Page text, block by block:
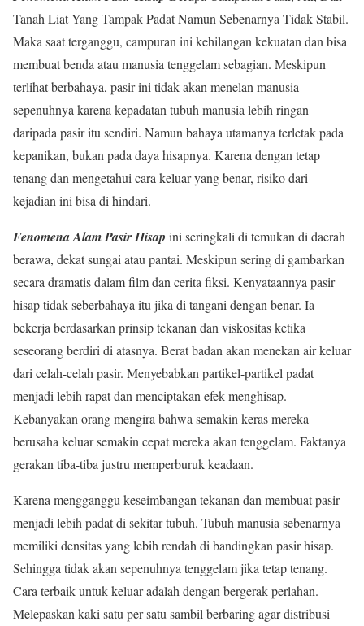
Tanah Liat Yang Tampak Padat Namun Sebenarnya Tidak Stabil.
Maka saat terganggu, campuran ini kehilangan kekuatan dan bisa
membuat benda atau manusia tenggelam sebagian. Meskipun
terlihat berbahaya, pasir ini tidak akan menelan manusia
sepenuhnya karena kepadatan tubuh manusia lebih ringan
daripada pasir itu sendiri. Namun bahaya utamanya terletak pada
kepanikan, bukan pada daya hisapnya. Karena dengan tetap
tenang dan mengetahui cara keluar yang benar, risiko dari
kejadian ini bisa di hindari.
Fenomena Alam Pasir Hisap ini seringkali di temukan di daerah
berawa, dekat sungai atau pantai. Meskipun sering di gambarkan
secara dramatis dalam film dan cerita fiksi. Kenyataannya pasir
hisap tidak seberbahaya itu jika di tangani dengan benar. Ia
bekerja berdasarkan prinsip tekanan dan viskositas ketika
seseorang berdiri di atasnya. Berat badan akan menekan air keluar
dari celah-celah pasir. Menyebabkan partikel-partikel padat
menjadi lebih rapat dan menciptakan efek menghisap.
Kebanyakan orang mengira bahwa semakin keras mereka
berusaha keluar semakin cepat mereka akan tenggelam. Faktanya
gerakan tiba-tiba justru memperburuk keadaan.
Karena mengganggu keseimbangan tekanan dan membuat pasir
menjadi lebih padat di sekitar tubuh. Tubuh manusia sebenarnya
memiliki densitas yang lebih rendah di bandingkan pasir hisap.
Sehingga tidak akan sepenuhnya tenggelam jika tetap tenang.
Cara terbaik untuk keluar adalah dengan bergerak perlahan.
Melepaskan kaki satu per satu sambil berbaring agar distribusi